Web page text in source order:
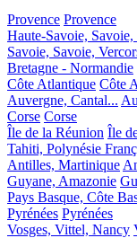
Provence Provence
Haute-Savoie,
Savoie, Savoie,
Bretagne - Normandie
Côte Atlantique Côte
Auvergne, Cantal...
Corse Corse
Île de la Réunion Île
Tahiti, Polynésie
Antilles, Martinique
Guyane, Amazonie
Pays Basque, Côte
Pyrénées Pyrénées
Vosges, Vittel, Nancy